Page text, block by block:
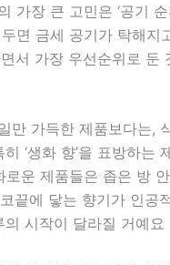
가장 큰 고민은 ‘공기
면 금세 공기가 탁해지
서 가장 우선순위로 둔
만 가득한 제품보다는,
‘생화 향’을 표방하는
운 제품들은 좁은 방
끝에 닿는 향기가 인공
시작이 달라질 거예요